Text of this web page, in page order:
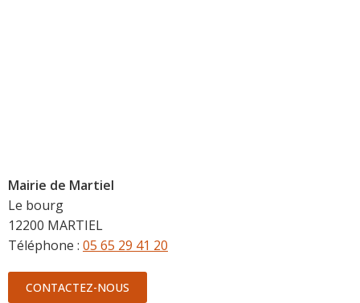
Mairie de Martiel
Le bourg
12200 MARTIEL
Téléphone : 05 65 29 41 20
CONTACTEZ-NOUS